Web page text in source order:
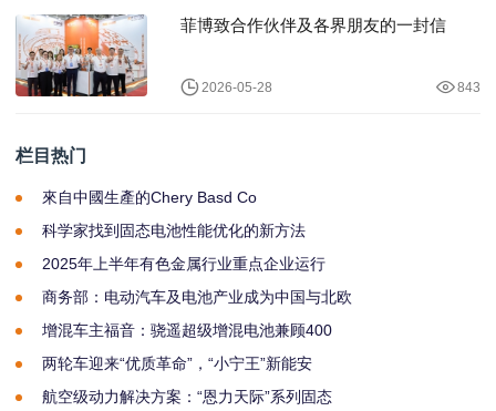
菲博致合作伙伴及各界朋友的一封信
2026-05-28 843
栏目热门
來自中國生產的Chery Basd Co
科学家找到固态电池性能优化的新方法
2025年上半年有色金属行业重点企业运行
商务部：电动汽车及电池产业成为中国与北欧
增混车主福音：骁遥超级增混电池兼顾400
两轮车迎来“优质革命”，“小宁王”新能安
航空级动力解决方案：“恩力天际”系列固态